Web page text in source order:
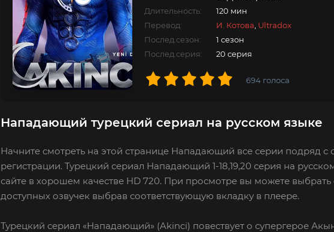
Длительность:
120 мин
Перевод:
И. Котова Ultradox
Послед.сезон:
1 сезон
Послед.серия:
20 серия
694 голоса
Нападающий турецкий сериал на русском языке
Начните смотреть на этой странице Нападающий все серии подряд с
регистрации. Турецкий сериал Нападающий 1-18,19,20 серия на
сайте в хорошем качестве HD 720. При просмотре вы можете
доступных озвучек выбрав соответствующую вкладку в плеере.
Турецкий сериал «Нападающий» (Akinci) повествует о супергерое